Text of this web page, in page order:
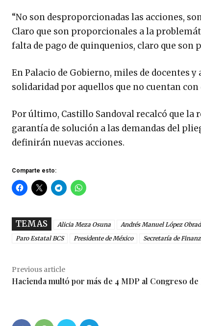
“No son desproporcionadas las acciones,
Claro que son proporcionales a la
falta de pago de quinquenios, claro que son
En Palacio de Gobierno, miles de docentes
solidaridad por aquellos que no cuentan con
Por último, Castillo Sandoval recalcó que
garantía de solución a las demandas del
definirán nuevas acciones.
Comparte esto:
TEMAS Alicia Meza Osuna Andrés Manuel López
Paro Estatal BCS
Presidente de México Secretaría de
Previous article
Hacienda multó por más de 4 MDP al Congreso de